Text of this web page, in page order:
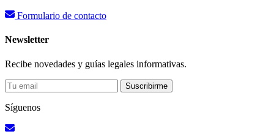
Formulario de contacto
Newsletter
Recibe novedades y guías legales informativas.
Suscribirme
Síguenos